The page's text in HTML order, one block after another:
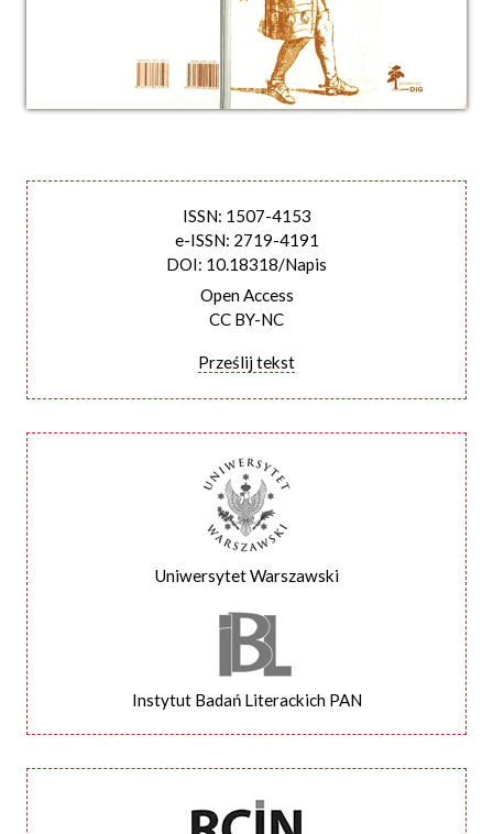
ISSN: 1507-4153
e-ISSN: 2719-4191
DOI: 10.18318/Napis
Open Access
CC BY-NC
Prześlij tekst
Uniwersytet Warszawski
Instytut Badań Literackich PAN